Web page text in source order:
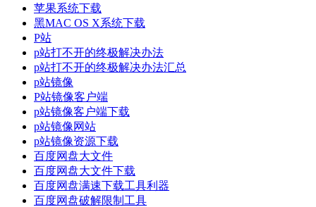
苹果系统下载
黑MAC OS X系统下载
P站
p站打不开的终极解决办法
p站打不开的终极解决办法汇总
p站镜像
P站镜像客户端
p站镜像客户端下载
p站镜像网站
p站镜像资源下载
百度网盘大文件
百度网盘大文件下载
百度网盘满速下载工具利器
百度网盘破解限制工具